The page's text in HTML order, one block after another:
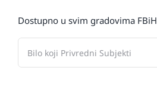
Dostupno u svim gradovima FBiH